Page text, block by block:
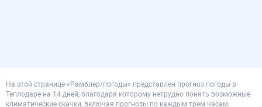
На этой странице «Рамблер/погоды» представлен прогноз погоды в
Теплодаре на 14 дней, благодаря которому нетрудно понять возможные
климатические скачки, включая прогнозы по каждым трем часам.